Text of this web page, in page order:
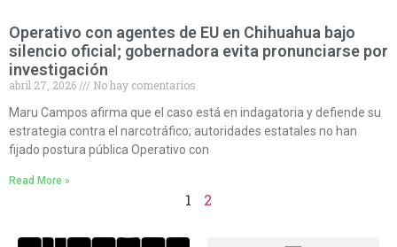
Operativo con agentes de EU en Chihuahua bajo
silencio oficial; gobernadora evita pronunciarse por
investigación
abril 27, 2026
No hay comentarios
Maru Campos afirma que el caso está en indagatoria y defiende su
estrategia contra el narcotráfico; autoridades estatales no han
fijado postura pública Operativo con
Read More »
1 2